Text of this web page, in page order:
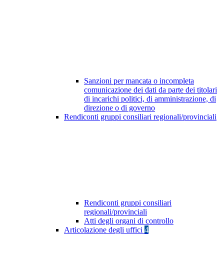
Sanzioni per mancata o incompleta
comunicazione dei dati da parte dei titolari
di incarichi politici, di amministrazione, di
direzione o di governo
Rendiconti gruppi consiliari regionali/provinciali
Rendiconti gruppi consiliari
regionali/provinciali
Atti degli organi di controllo
Articolazione degli uffici 4